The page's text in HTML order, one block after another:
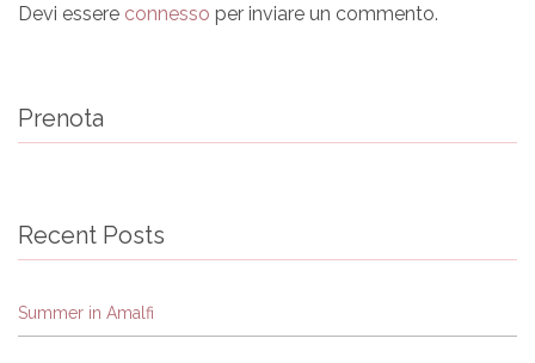
Devi essere connesso per inviare un commento.
Prenota
Recent Posts
Summer in Amalfi